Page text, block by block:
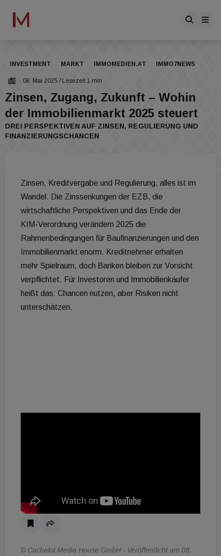
INVESTMENT MARKT IMMOMEDIEN.AT IMMO7NEWS
08. Mai 2025 / Lesezeit 1 min
Zinsen, Zugang, Zukunft – Wohin
der Immobilienmarkt 2025 steuert
DREI PERSPEKTIVEN AUF ZINSEN, REGULIERUNG UND
FINANZIERUNGSCHANCEN
Zinsen, Kreditvergabe und Regulierung, alles ist im
Wandel. Die Zinssenkungen der EZB, die
wirtschaftliche Perspektiven und das Ende der
KIM-Verordnung verändern 2025 die
Rahmenbedingungen für Baufinanzierungen und den
Immobilienmarkt enorm. Kreditnehmer erhalten
mehr Spielraum, doch Banken bleiben zur Vorsicht
verpflichtet. Für Investoren und Immobilienkäufer
heißt das: Chancen nutzen, aber Risiken nicht
unterschätzen.
© Cachalot Media House GmbH - Veröffentlicht am 08.